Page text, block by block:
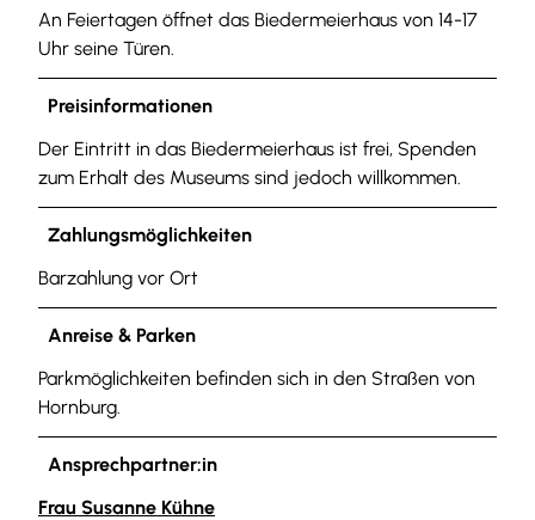
An Feiertagen öffnet das Biedermeierhaus von 14-17
Uhr seine Türen.
Preisinformationen
Der Eintritt in das Biedermeierhaus ist frei, Spenden
zum Erhalt des Museums sind jedoch willkommen.
Zahlungsmöglichkeiten
Barzahlung vor Ort
Anreise & Parken
Parkmöglichkeiten befinden sich in den Straßen von
Hornburg.
Ansprechpartner:in
Frau Susanne Kühne